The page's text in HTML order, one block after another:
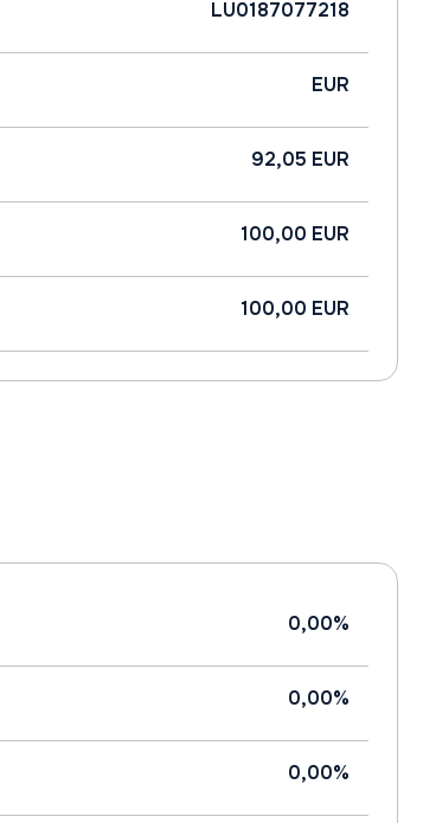
LU0187077218
EUR
92,05 EUR
100,00 EUR
100,00 EUR
0,00%
0,00%
0,00%